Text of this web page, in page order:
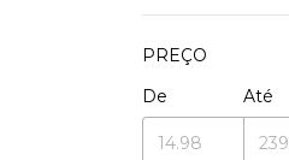
PREÇO
De
Até